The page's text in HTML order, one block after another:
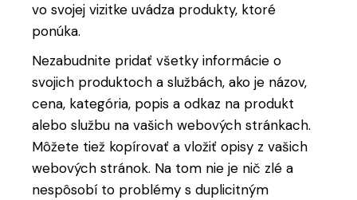
vo svojej vizitke uvádza produkty, ktoré
ponúka.
Nezabudnite pridať všetky informácie o ​
svojich produktoch a službách, ako je názov,
cena, kategória, popis a odkaz na produkt
alebo službu na vašich webových stránkach.
Môžete tiež kopírovať a vložiť opisy z vašich
webových stránok. Na tom nie je nič zlé a
nespôsobí to problémy s duplicitným